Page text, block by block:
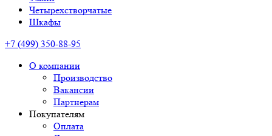
Четырехстворчатые
Шкафы
+7 (499) 350-88-95
О компании
Производство
Вакансии
Партнерам
Покупателям
Оплата